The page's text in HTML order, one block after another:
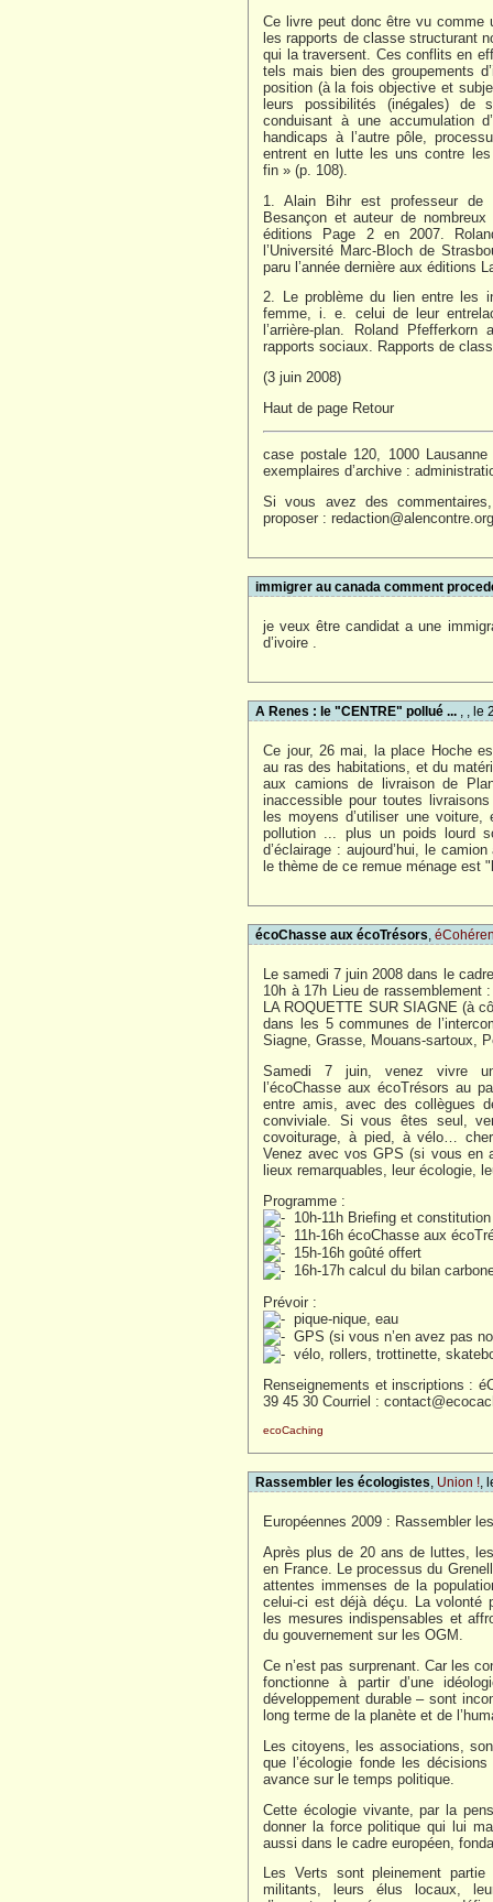
Ce livre peut donc être vu comme
les rapports de classe structurant
qui la traversent. Ces conflits en
tels mais bien des groupements
position (à la fois objective et
leurs possibilités (inégales) de
conduisant à une accumulation
handicaps à l’autre pôle,
entrent en lutte les uns contre
fin » (p. 108).
1. Alain Bihr est professeur de
Besançon et auteur de
éditions Page 2 en 2007.
l’Université Marc-Bloch de
paru l’année dernière aux éditions
2. Le problème du lien entre les
femme, i. e. celui de leur
l’arrière-plan. Roland
rapports sociaux. Rapports de
(3 juin 2008)
Haut de page Retour
case postale 120, 1000
exemplaires d’archive :
Si vous avez des
proposer :
immigrer au canada comment
je veux être candidat a une
d’ivoire .
A Renes : le "CENTRE" pollué ... , , le
Ce jour, 26 mai, la place Hoche
au ras des habitations, et du
aux camions de livraison de
inaccessible pour toutes
les moyens d’utiliser une
pollution ... plus un poids lourd
d’éclairage : aujourd’hui, le
le thème de ce remue ménage est
écoChasse aux écoTrésors ,
Le samedi 7 juin 2008 dans le
10h à 17h Lieu de rassemblement
LA ROQUETTE SUR SIAGNE (à
dans les 5 communes de
Siagne, Grasse, Mouans-sartoux,
Samedi 7 juin, venez vivre
l’écoChasse aux écoTrésors au
entre amis, avec des collègues
conviviale. Si vous êtes seul,
covoiturage, à pied, à vélo…
Venez avec vos GPS (si vous en
lieux remarquables, leur écologie,
Programme :
10h-11h Briefing et
11h-16h écoChasse aux
15h-16h goûté offert
16h-17h calcul du bilan
Prévoir :
pique-nique, eau
GPS (si vous n’en avez pas
vélo, rollers, trottinette,
Renseignements et inscriptions :
39 45 30 Courriel :
ecoCaching
Rassembler les écologistes Union ! ,
Européennes 2009 : Rassembler
Après plus de 20 ans de luttes,
en France. Le processus du
attentes immenses de la
celui-ci est déjà déçu. La volonté
les mesures indispensables et
du gouvernement sur les OGM.
Ce n’est pas surprenant. Car les
fonctionne à partir d’une
développement durable – sont
long terme de la planète et de
Les citoyens, les associations,
que l’écologie fonde les
avance sur le temps politique.
Cette écologie vivante, par la
donner la force politique qui lui
aussi dans le cadre européen,
Les Verts sont pleinement
militants, leurs élus locaux,